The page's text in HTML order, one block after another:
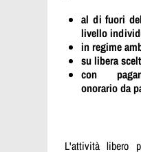
al di fuori
livello
in regime
su libera
con
onorario da
L'attività libero